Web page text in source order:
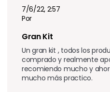
7/6/22, 2:57
Por
Gran Kit
Un gran kit , todos los
comprado y realmente
recomiendo mucho y
mucho más practico.